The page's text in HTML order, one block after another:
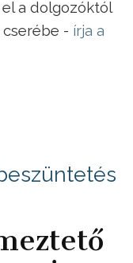
a dolgozóktól
- írja a